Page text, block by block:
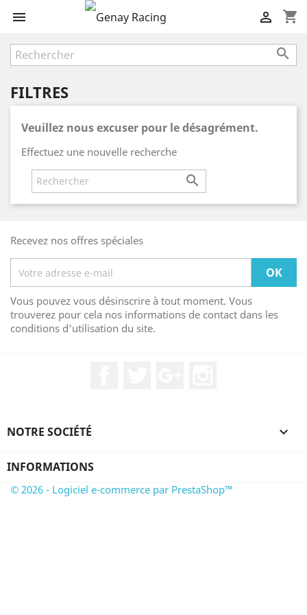
 shopping_cart


FILTRES
Veuillez nous excuser pour le désagrément.
Effectuez une nouvelle recherche

Recevez nos offres spéciales
Vous pouvez vous désinscrire à tout moment. Vous
trouverez pour cela nos informations de contact dans les
conditions d'utilisation du site.
NOTRE SOCIÉTÉ 
INFORMATIONS
© 2026 - Logiciel e-commerce par PrestaShop™